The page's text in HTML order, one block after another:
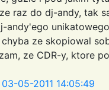
raz do dj-andy, tak
andy'ego
ze skopiowal
ze CDR-y, ktore
05-2011 14:05:49